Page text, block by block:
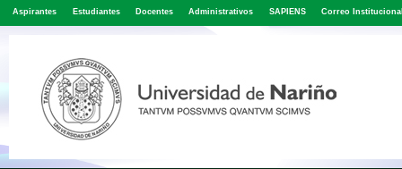
Aspirantes Estudiantes Docentes Administrativos SAPIENS Correo